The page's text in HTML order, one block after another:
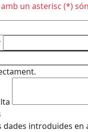
un asterisc (*)
dades introduïdes